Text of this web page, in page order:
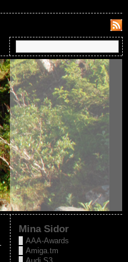
Mina Sidor
AAA-Awards
Amiga.tm